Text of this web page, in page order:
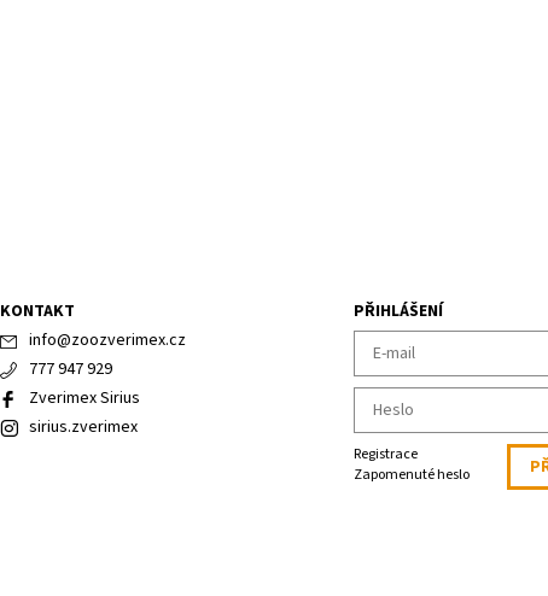
KONTAKT
info@zoozverimex.cz
777 947 929
Zverimex Sirius
sirius.zverimex
PŘIHLÁŠENÍ
Registrace
Zapomenuté heslo